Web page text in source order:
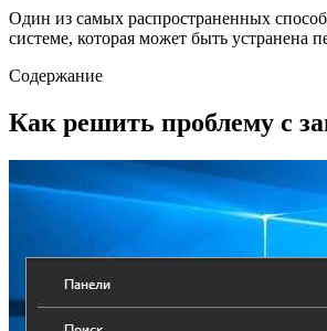
Один из самых распространенных
системе, которая может быть устранена
Содержание
Как решить проблему с